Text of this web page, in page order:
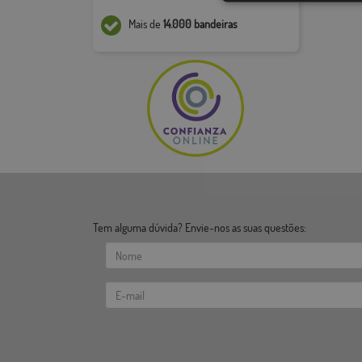
Mais de 14.000 bandeiras
Tem alguma dúvida? Envie-nos as suas questões: